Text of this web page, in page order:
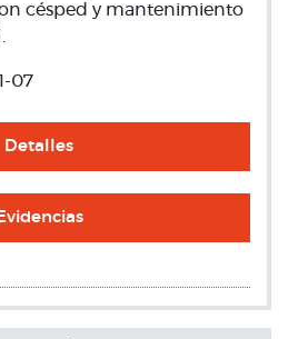
césped y mantenimiento
07
Detalles
Evidencias